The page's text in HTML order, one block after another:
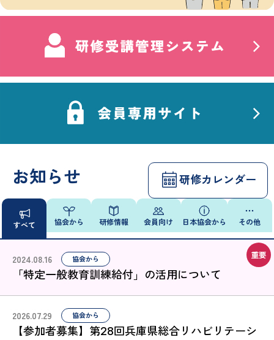
お知らせ 研修カレンダー
すべて 協会から 研修情報 会員向け 日本協会から その他
2024.08.16 協会から
「特定一般教育訓練給付」の活用について
2026.07.29 協会から
【参加者募集】第28回兵庫県総合リハビリテーシ